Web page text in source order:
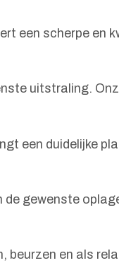
een scherpe en
uitstraling.
een duidelijke
de gewenste
en als